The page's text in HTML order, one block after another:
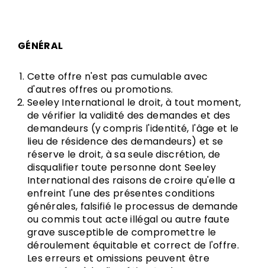
GÉNÉRAL
Cette offre n'est pas cumulable avec
d'autres offres ou promotions.
Seeley International le droit, à tout moment,
de vérifier la validité des demandes et des
demandeurs (y compris l'identité, l'âge et le
lieu de résidence des demandeurs) et se
réserve le droit, à sa seule discrétion, de
disqualifier toute personne dont Seeley
International des raisons de croire qu'elle a
enfreint l'une des présentes conditions
générales, falsifié le processus de demande
ou commis tout acte illégal ou autre faute
grave susceptible de compromettre le
déroulement équitable et correct de l'offre.
Les erreurs et omissions peuvent être